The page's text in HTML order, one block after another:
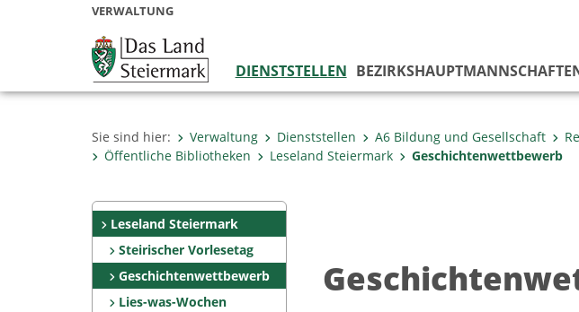
VERWALTUNG
DIENSTSTELLEN
Sie sind hier: Verwaltung Dienststellen A6 Bildung und Gesellschaft
Öffentliche Bibliotheken
Leseland Steiermark Geschichtenwettbewerb
Leseland Steiermark
Steirischer Vorlesetag
Geschichtenwettbewerb
Lies-was-Wochen